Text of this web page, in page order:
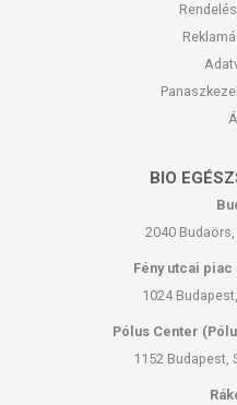
BIO
2040
Fény utcai
1024
Pólus Center
1152 Budapest,